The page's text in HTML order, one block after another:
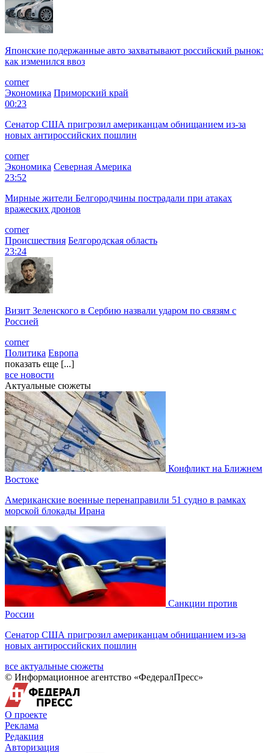
Японские подержанные авто захватывают российский рынок:
как изменился ввоз
corner
Экономика Приморский край
00:23
Сенатор США пригрозил американцам обнищанием из-за
новых антироссийских пошлин
corner
Экономика Северная Америка
23:52
Мирные жители Белгородчины пострадали при атаках
вражеских дронов
corner
Происшествия Белгородская область
23:24
Визит Зеленского в Сербию назвали ударом по связям с
Россией
corner
Политика Европа
показать еще [...]
все новости
Актуальные сюжеты
Конфликт на Ближнем
Востоке
Американские военные перенаправили 51 судно в рамках
морской блокады Ирана
Санкции против
России
Сенатор США пригрозил американцам обнищанием из-за
новых антироссийских пошлин
все актуальные сюжеты
© Информационное агентство «ФедералПресс»
О проекте
Реклама
Редакция
Авторизация